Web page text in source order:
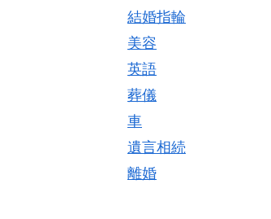
結婚指輪
美容
英語
葬儀
車
遺言相続
離婚